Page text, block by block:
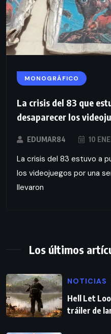
MONOGRÁFICO
La crisis del 83 que
desaparecer los
EDUMAR84 10
La crisis del 83 estuvo a
los videojuegos por una
llevaron
Los últimos
NOTICIAS
Hell Let
tráiler de